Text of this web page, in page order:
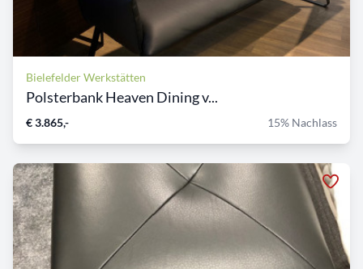
Bielefelder Werkstätten
Polsterbank Heaven Dining v...
€ 3.865,- 15% Nachlass